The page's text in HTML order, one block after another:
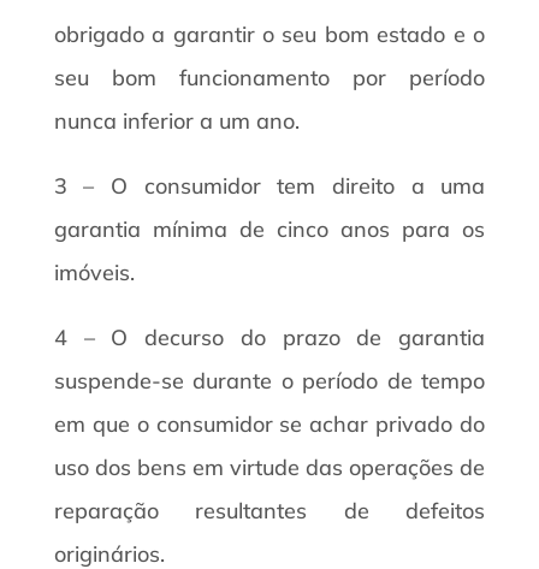
obrigado a garantir o seu bom estado e o
seu bom funcionamento por período
nunca inferior a um ano.
3 – O consumidor tem direito a uma
garantia mínima de cinco anos para os
imóveis.
4 – O decurso do prazo de garantia
suspende-se durante o período de tempo
em que o consumidor se achar privado do
uso dos bens em virtude das operações de
reparação resultantes de defeitos
originários.